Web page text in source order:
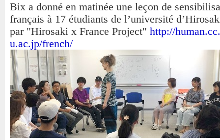
Bix a donné en matinée une leçon de
français à 17 étudiants de l’université
par "Hirosaki x France Project" http://
u.ac.jp/french/